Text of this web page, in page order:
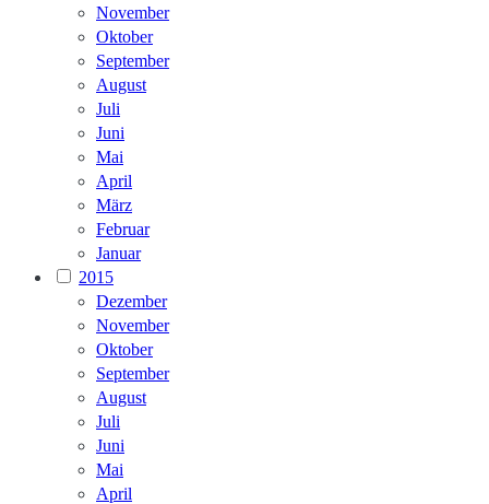
November
Oktober
September
August
Juli
Juni
Mai
April
März
Februar
Januar
2015
Dezember
November
Oktober
September
August
Juli
Juni
Mai
April